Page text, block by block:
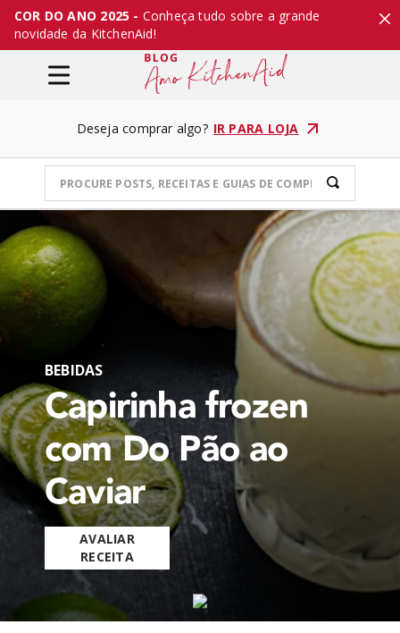
COR DO ANO 2025 - Conheça tudo sobre a grande
novidade da KitchenAid!
Deseja comprar algo? IR PARA LOJA
BEBIDAS
Capirinha frozen
com Do Pão ao
Caviar
AVALIAR
RECEITA